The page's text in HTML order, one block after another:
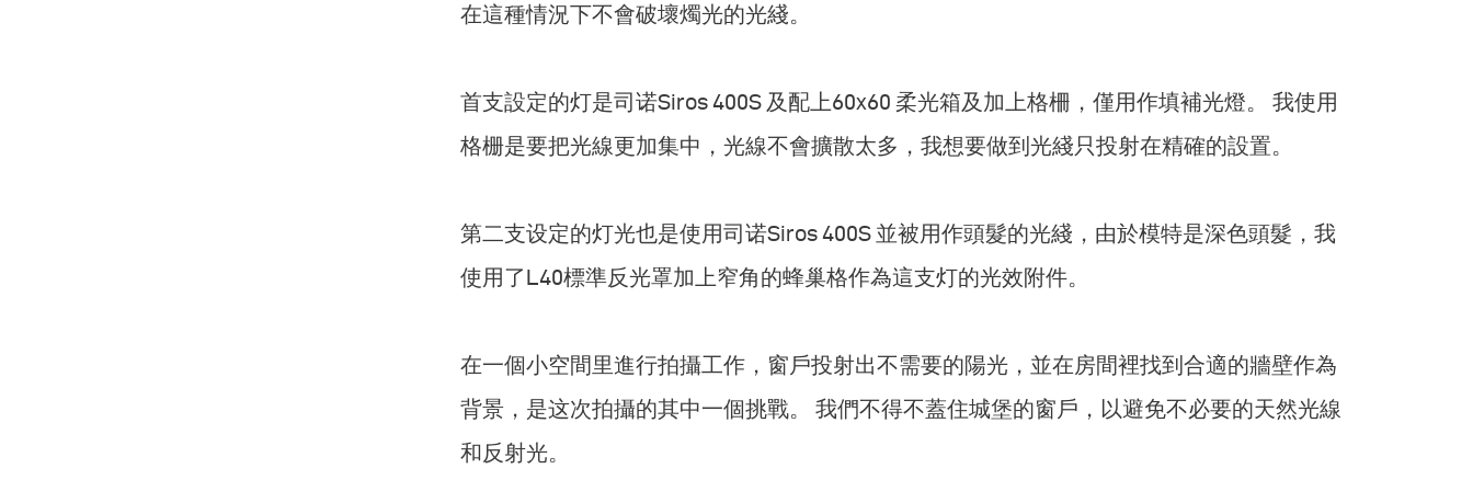
在這種情況下不會破壞燭光的光綫。
首支設定的灯是司诺Siros 400S 及配上60x60 柔光箱及加上格柵，僅用作填補光燈。 我使用
格栅是要把光線更加集中，光線不會擴散太多，我想要做到光綫只投射在精確的設置。
第二支设定的灯光也是使用司诺Siros 400S 並被用作頭髮的光綫，由於模特是深色頭髮，我
使用了L40標準反光罩加上窄角的蜂巢格作為這支灯的光效附件。
在一個小空間里進行拍攝工作，窗戶投射出不需要的陽光，並在房間裡找到合適的牆壁作為
背景，是这次拍攝的其中一個挑戰。 我們不得不蓋住城堡的窗戶，以避免不必要的天然光線
和反射光。